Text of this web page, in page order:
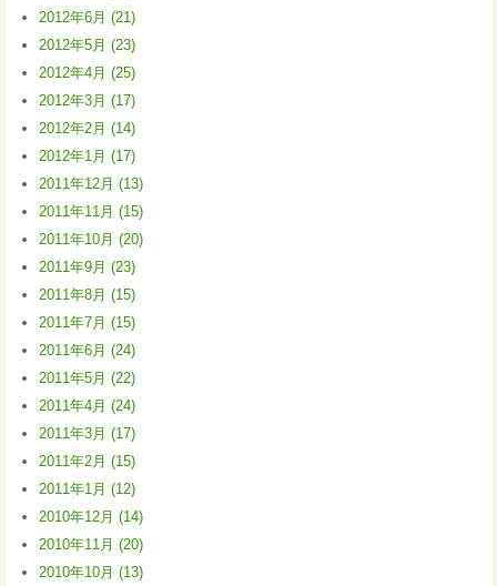
2012年6月 (21)
2012年5月 (23)
2012年4月 (25)
2012年3月 (17)
2012年2月 (14)
2012年1月 (17)
2011年12月 (13)
2011年11月 (15)
2011年10月 (20)
2011年9月 (23)
2011年8月 (15)
2011年7月 (15)
2011年6月 (24)
2011年5月 (22)
2011年4月 (24)
2011年3月 (17)
2011年2月 (15)
2011年1月 (12)
2010年12月 (14)
2010年11月 (20)
2010年10月 (13)